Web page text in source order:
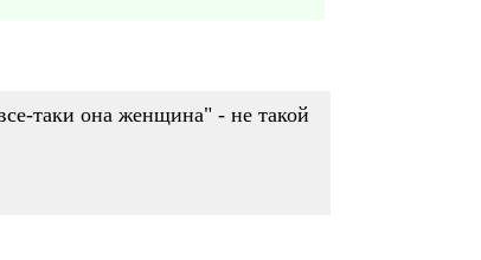
таки она женщина" - не такой